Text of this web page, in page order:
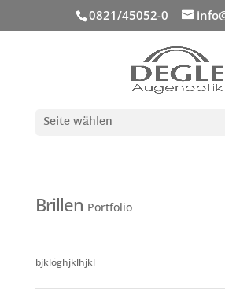
0821/45052-0
Seite wählen
Brillen Portfolio
bjklöghjklhjkl